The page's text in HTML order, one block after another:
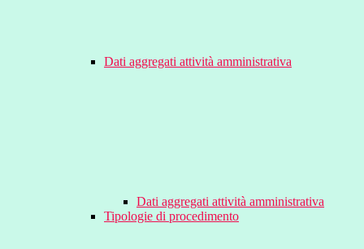
Dati aggregati attività amministrativa
Dati aggregati attività amministrativa
Tipologie di procedimento